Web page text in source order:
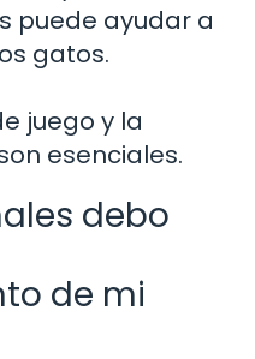
puede ayudar a
gatos.
juego y la
esenciales.
debo
de mi